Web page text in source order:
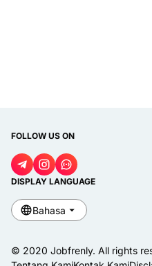
FOLLOW US ON
DISPLAY LANGUAGE
Bahasa
© 2020 Jobfrenly. All rights